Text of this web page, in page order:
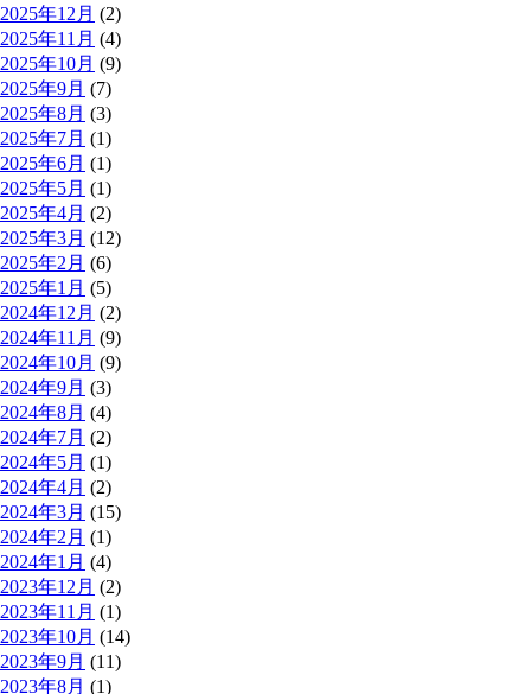
2025年12月 (2)
2025年11月 (4)
2025年10月 (9)
2025年9月 (7)
2025年8月 (3)
2025年7月 (1)
2025年6月 (1)
2025年5月 (1)
2025年4月 (2)
2025年3月 (12)
2025年2月 (6)
2025年1月 (5)
2024年12月 (2)
2024年11月 (9)
2024年10月 (9)
2024年9月 (3)
2024年8月 (4)
2024年7月 (2)
2024年5月 (1)
2024年4月 (2)
2024年3月 (15)
2024年2月 (1)
2024年1月 (4)
2023年12月 (2)
2023年11月 (1)
2023年10月 (14)
2023年9月 (11)
2023年8月 (1)